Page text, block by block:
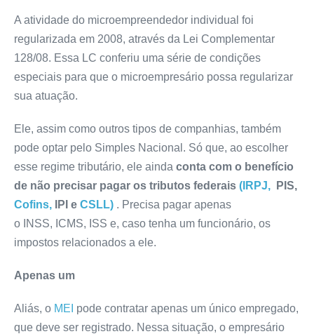
A atividade do microempreendedor individual foi
regularizada em 2008, através da Lei Complementar
128/08. Essa LC conferiu uma série de condições
especiais para que o microempresário possa regularizar
sua atuação.
Ele, assim como outros tipos de companhias, também
pode optar pelo Simples Nacional. Só que, ao escolher
esse regime tributário, ele ainda conta com o benefício
de não precisar pagar os tributos federais (IRPJ, PIS,
Cofins, IPI e CSLL) . Precisa pagar apenas
o INSS, ICMS, ISS e, caso tenha um funcionário, os
impostos relacionados a ele.
Apenas um
Aliás, o MEI pode contratar apenas um único empregado,
que deve ser registrado. Nessa situação, o empresário